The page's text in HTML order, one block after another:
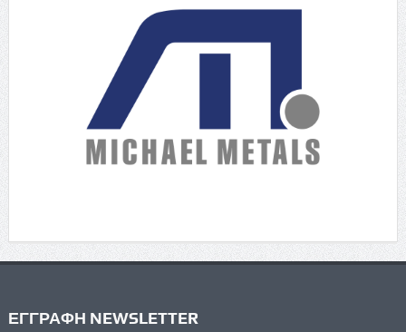
ΕΓΓΡΑΦΗ NEWSLETTER